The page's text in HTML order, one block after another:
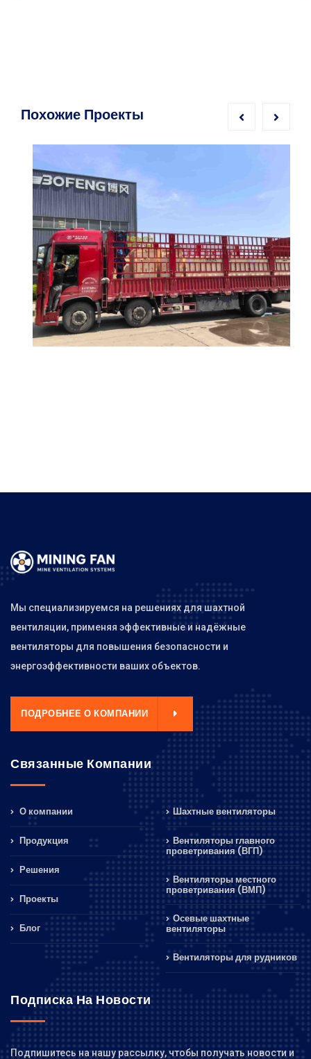
Похожие Проекты
Мы специализируемся на решениях для шахтной
вентиляции, применяя эффективные и надёжные
вентиляторы для повышения безопасности и
энергоэффективности ваших объектов.
ПОДРОБНЕЕ О КОМПАНИИ
Связанные Компании
О компании
Продукция
Решения
Проекты
Блог
Шахтные вентиляторы
Вентиляторы главного
проветривания (ВГП)
Вентиляторы местного
проветривания (ВМП)
Осевые шахтные
вентиляторы
Вентиляторы для рудников
Подписка На Новости
Подпишитесь на нашу рассылку, чтобы получать новости и